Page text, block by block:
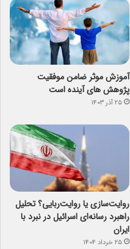
آموزش موثر ضامن موفقیت
پژوهش های آینده است
۲۵ آذر ۱۴۰۳
روایت‌سازی یا روایت‌ربایی؟ تحلیل
راهبرد رسانه‌ای اسرائیل در نبرد با
ایران
۲۵ خرداد ۱۴۰۴